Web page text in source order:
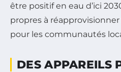
être positif en eau d’ici
propres à
pour les communautés
DES APPAREILS